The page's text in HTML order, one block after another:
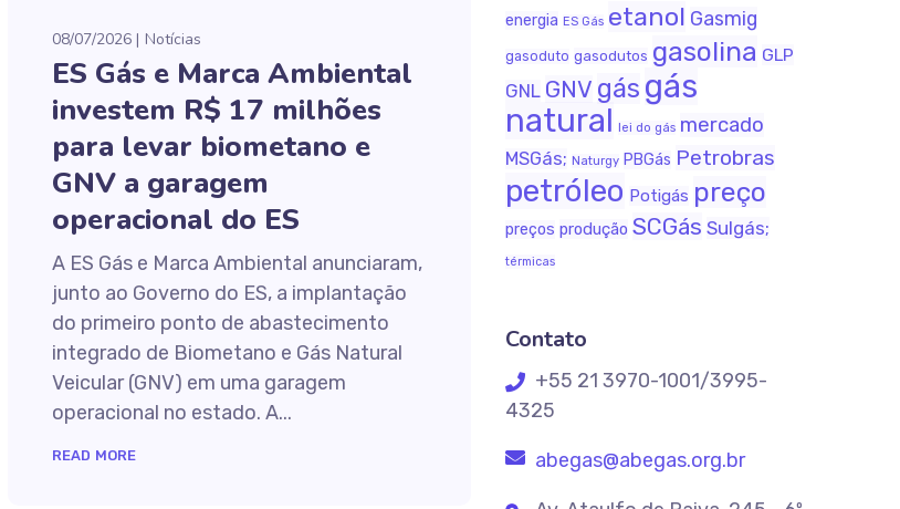
08/07/2026 Notícias
ES Gás e Marca Ambiental
investem R$ 17 milhões
para levar biometano e
GNV a garagem
operacional do ES
A ES Gás e Marca Ambiental anunciaram,
junto ao Governo do ES, a implantação
do primeiro ponto de abastecimento
integrado de Biometano e Gás Natural
Veicular (GNV) em uma garagem
operacional no estado. A...
READ MORE
energia ES Gás etanol Gasmig
gasoduto gasodutos gasolina GLP
GNL GNV gás gás
natural lei do gás mercado
MSGás; Naturgy PBGás Petrobras
petróleo Potigás preço
preços produção SCGás Sulgás;
térmicas
Contato
+55 21 3970-1001/3995-
4325
abegas@abegas.org.br